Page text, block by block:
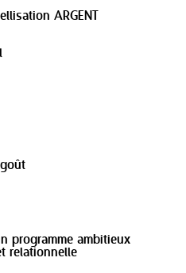
ARGENT
programme ambitieux
relationnelle